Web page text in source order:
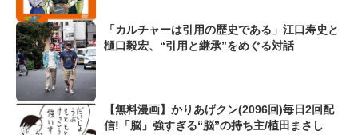
「カルチャーは引用の歴史である」江口寿史と
樋口毅宏、“引用と継承”をめぐる対話
【無料漫画】かりあげクン(2096回)毎日2回配
信!「脳」強すぎる“脳”の持ち主/植田まさし